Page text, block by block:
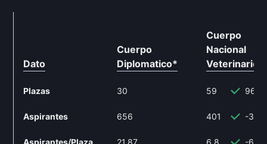
Dato
Cuerpo
Diplomatico*
Plazas 30
Aspirantes 656
Aspirantes/Plaza 21.87
Cuerpo
Nacional
Veterinario
59
401 -
6.8 -